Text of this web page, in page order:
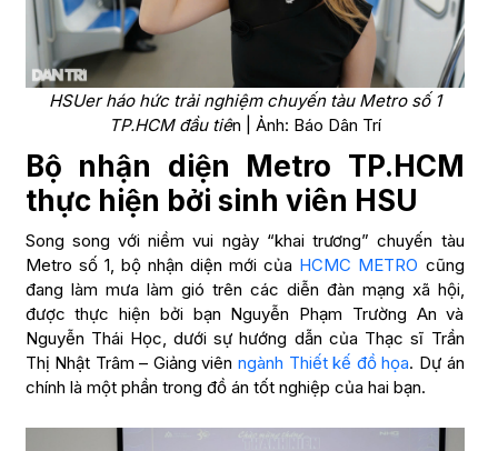
HSUer háo hức trải nghiệm chuyến tàu Metro số 1
TP.HCM đầu tiên | Ảnh: Báo Dân Trí
Bộ nhận diện Metro TP.HCM
thực hiện bởi sinh viên HSU
Song song với niềm vui ngày “khai trương” chuyến tàu
Metro số 1, bộ nhận diện mới của HCMC METRO cũng
đang làm mưa làm gió trên các diễn đàn mạng xã hội,
được thực hiện bởi bạn Nguyễn Phạm Trường An và
Nguyễn Thái Học, dưới sự hướng dẫn của Thạc sĩ Trần
Thị Nhật Trâm – Giảng viên ngành Thiết kế đồ họa. Dự án
chính là một phần trong đồ án tốt nghiệp của hai bạn.